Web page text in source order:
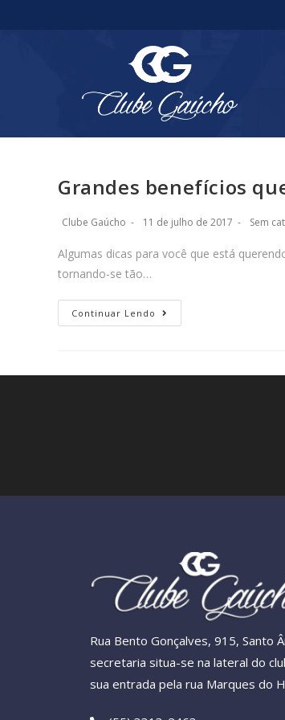
Grandes benefícios
Clube Gaúcho 11 de julho de 2017 Sem
Algumas dicas para você que está
tornando-se tão…
Continuar Lendo
Rua Bento Gonçalves, 915, Santo
secretaria situa-se na lateral do
sua entrada pela rua Marques do